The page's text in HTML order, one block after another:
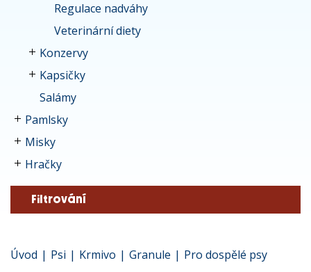
Regulace nadváhy
Veterinární diety
Konzervy
Kapsičky
Salámy
Pamlsky
Misky
Hračky
Filtrování
Úvod | Psi | Krmivo | Granule | Pro dospělé psy